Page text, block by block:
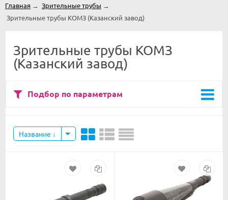
Главная → Зрительные трубы →
Зрительные трубы КОМЗ (Казанский завод)
Зрительные трубы КОМЗ
(Казанский завод)
Подбор по параметрам
Название